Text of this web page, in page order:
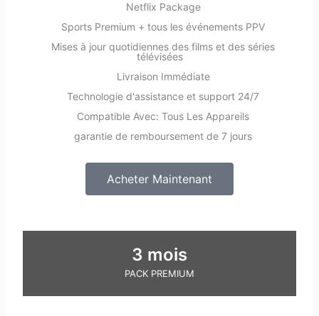
Netflix Package
Sports Premium + tous les événements PPV
Mises à jour quotidiennes des films et des séries
télévisées
Livraison Immédiate
Technologie d'assistance et support 24/7
Compatible Avec: Tous Les Appareils
garantie de remboursement de 7 jours
Acheter Maintenant
3 mois
PACK PREMIUM